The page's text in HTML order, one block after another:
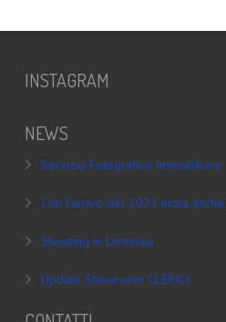
INSTAGRAM
NEWS
Servizio Fotografico Immobiliare
Con l’arrivo del 2021 inizia
Shooting in Limonaia
Update Showroom CLERICI